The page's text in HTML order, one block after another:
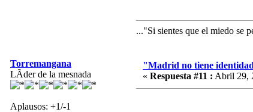
..."Si sientes que el miedo se
Torremangana
LÃ­der de la mesnada
Aplausos: +1/-1
"Madrid no tiene
« Respuesta #11 : Abril 29,